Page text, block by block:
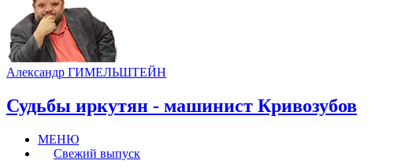
Александр ГИМЕЛЬШТЕЙН
Судьбы иркутян - машинист Кривозубов
МЕНЮ
Свежий выпуск